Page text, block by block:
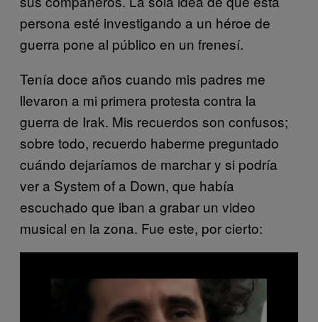
persona esté investigando a un héroe de
guerra pone al público en un frenesí.
Tenía doce años cuando mis padres me
llevaron a mi primera protesta contra la
guerra de Irak. Mis recuerdos son confusos;
sobre todo, recuerdo haberme preguntado
cuándo dejaríamos de marchar y si podría
ver a System of a Down, que había
escuchado que iban a grabar un video
musical en la zona. Fue este, por cierto: